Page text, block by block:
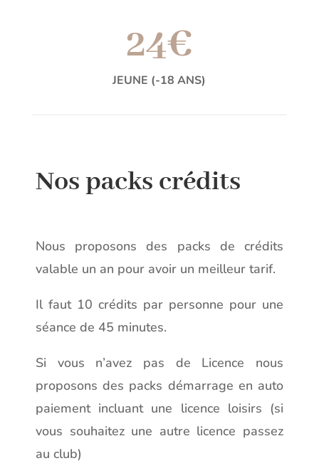
24€
JEUNE (-18 ANS)
Nos packs crédits
Nous proposons des packs de crédits
valable un an pour avoir un meilleur tarif.
Il faut 10 crédits par personne pour une
séance de 45 minutes.
Si vous n’avez pas de Licence nous
proposons des packs démarrage en auto
paiement incluant une licence loisirs (si
vous souhaitez une autre licence passez
au club)